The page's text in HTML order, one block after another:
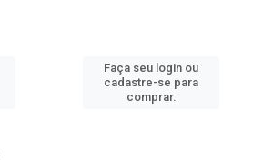
Faça seu login ou
cadastre-se para
comprar.